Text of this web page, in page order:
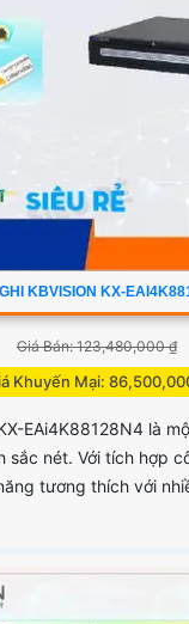
KBVISION KX-
Giá Bán: 123,480,000 ₫
Khuyến Mại:
EAi4K88128N4 là
sắc nét. Với tích hợp
tương thích với